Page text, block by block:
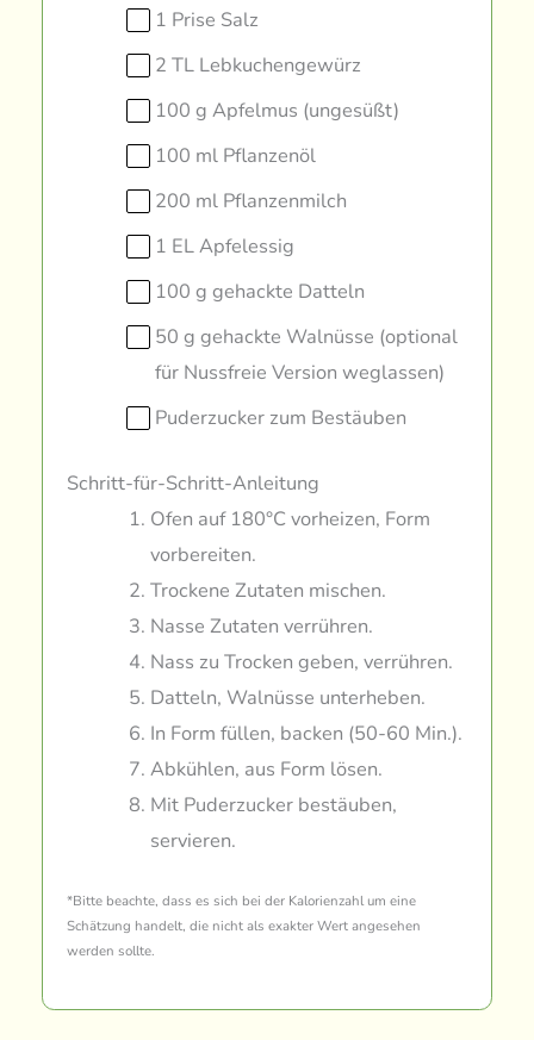
1 Prise Salz
2 TL Lebkuchengewürz
100 g Apfelmus (ungesüßt)
100 ml Pflanzenöl
200 ml Pflanzenmilch
1 EL Apfelessig
100 g gehackte Datteln
50 g gehackte Walnüsse (optional
für Nussfreie Version weglassen)
Puderzucker zum Bestäuben
Schritt-für-Schritt-Anleitung
Ofen auf 180°C vorheizen, Form
vorbereiten.
Trockene Zutaten mischen.
Nasse Zutaten verrühren.
Nass zu Trocken geben, verrühren.
Datteln, Walnüsse unterheben.
In Form füllen, backen (50-60 Min.).
Abkühlen, aus Form lösen.
Mit Puderzucker bestäuben,
servieren.
*Bitte beachte, dass es sich bei der Kalorienzahl um eine
Schätzung handelt, die nicht als exakter Wert angesehen
werden sollte.